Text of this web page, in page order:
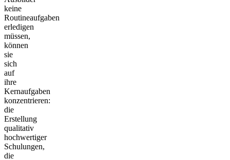
keine
Routineaufgaben
erledigen
müssen,
können
sie
sich
auf
ihre
Kernaufgaben
konzentrieren:
die
Erstellung
qualitativ
hochwertiger
Schulungen,
die